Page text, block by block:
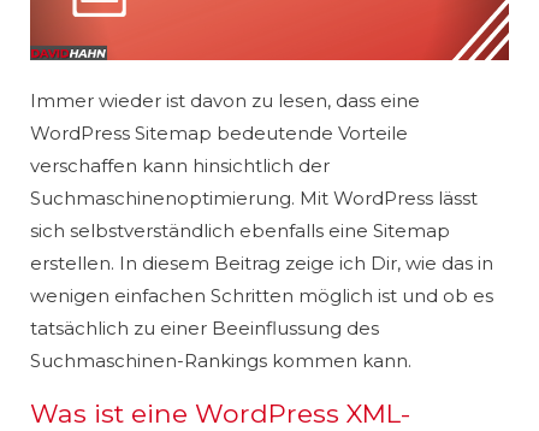
Immer wieder ist davon zu lesen, dass eine
WordPress Sitemap bedeutende Vorteile
verschaffen kann hinsichtlich der
Suchmaschinenoptimierung. Mit WordPress lässt
sich selbstverständlich ebenfalls eine Sitemap
erstellen. In diesem Beitrag zeige ich Dir, wie das in
wenigen einfachen Schritten möglich ist und ob es
tatsächlich zu einer Beeinflussung des
Suchmaschinen-Rankings kommen kann.
Was ist eine WordPress XML-